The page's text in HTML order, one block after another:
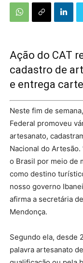
Ação do CAT
cadastro de
e entrega
Neste fim de
Federal promoveu
artesanato,
Nacional do
o Brasil por meio de
como destino
nosso governo
afirma a secretária
Mendonça.
Segundo ela, desde
palavra artesanato